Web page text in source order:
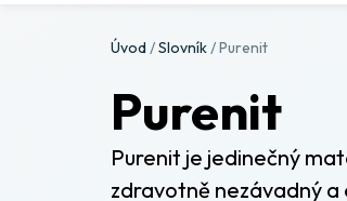
Úvod/Slovník/Purenit
Purenit
Purenit je jedinečný
zdravotně nezávadný a